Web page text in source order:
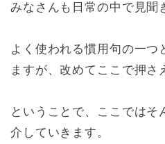
みなさんも日常の中で見聞
よく使われる慣用句の一
ますが、改めてここで押さ
ということで、ここでは
介していきます。